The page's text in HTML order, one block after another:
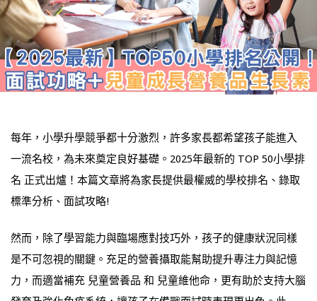
每年，小學升學競爭都十分激烈，許多家長都希望孩子能進入
一流名校，為未來奠定良好基礎。2025年最新的 TOP 50小學排
名 正式出爐！本篇文章將為家長提供最權威的學校排名、錄取
標準分析、面試攻略!
然而，除了學習能力與臨場應對技巧外，孩子的健康狀況同樣
是不可忽視的關鍵。充足的營養攝取能幫助提升專注力與記憶
力，而適當補充 兒童營養品 和 兒童維他命，更有助於支持大腦